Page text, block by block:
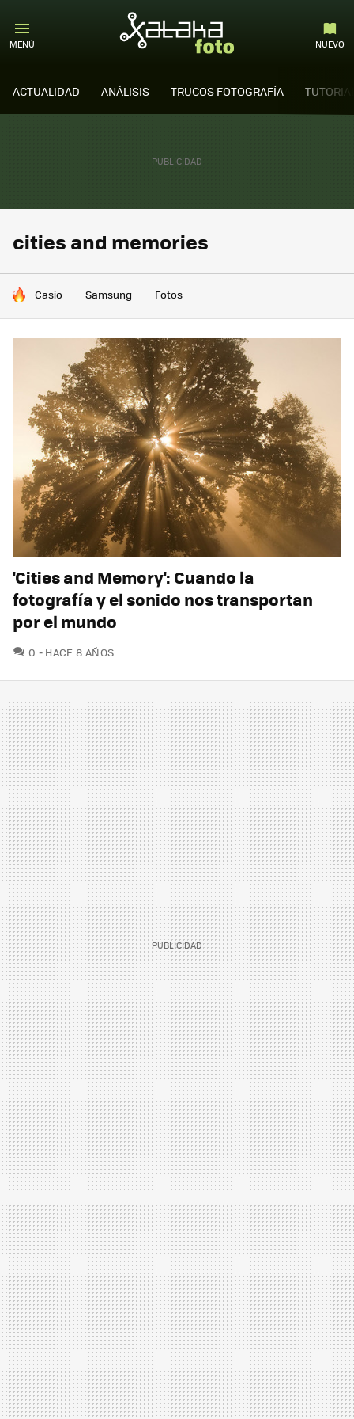
MENÚ NUEVO
ACTUALIDAD ANÁLISIS TRUCOS FOTOGRAFÍA
cities and memories
HOY SE HABLA DE
Casio Samsung Fotos
'Cities and Memory': Cuando la
fotografía y el sonido nos transportan
por el mundo
0 COMENTARIOS
HACE 8 AÑOS